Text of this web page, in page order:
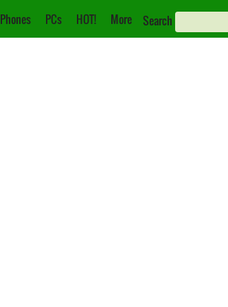
Phones PCs HOT! More Search